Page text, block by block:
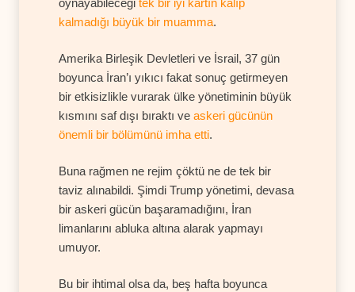
oynayabileceği tek bir iyi kartın kalıp
kalmadığı büyük bir muamma.
Amerika Birleşik Devletleri ve İsrail, 37 gün
boyunca İran’ı yıkıcı fakat sonuç getirmeyen
bir etkisizlikle vurarak ülke yönetiminin büyük
kısmını saf dışı bıraktı ve askeri gücünün
önemli bir bölümünü imha etti.
Buna rağmen ne rejim çöktü ne de tek bir
taviz alınabildi. Şimdi Trump yönetimi, devasa
bir askeri gücün başaramadığını, İran
limanlarını abluka altına alarak yapmayı
umuyor.
Bu bir ihtimal olsa da, beş hafta boyunca